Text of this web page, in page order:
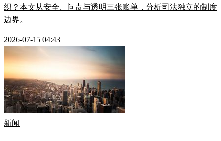
织？本文从安全、问责与透明三张账单，分析司法独立的制度
边界。
2026-07-15 04:43
新闻